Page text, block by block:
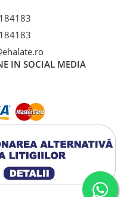
IN SOCIAL MEDIA